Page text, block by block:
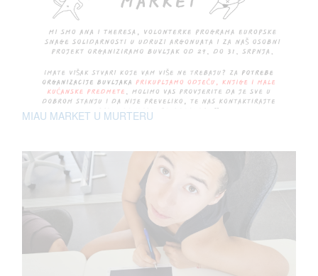
MIAU MARKET U MURTERU